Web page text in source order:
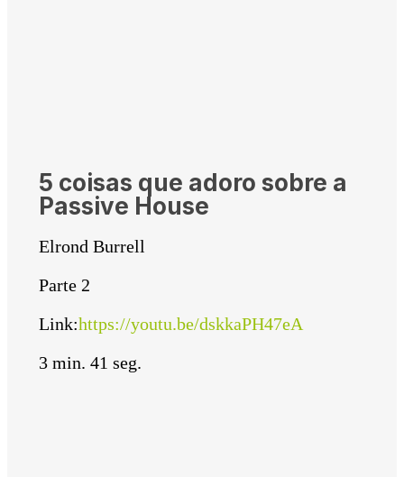
5 coisas que adoro sobre a
Passive House
Elrond Burrell
Parte 2
Link:https://youtu.be/dskkaPH47eA
3 min. 41 seg.